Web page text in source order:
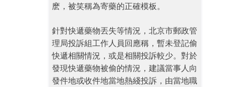
麽，被笑稱為寄藥的正確模板。
針對快遞藥物丟失等情況，北京市郵政管
理局投訴組工作人員回應稱，暫未登記偷
快遞相關情況，或是相關投訴較少。對於
發現快遞藥物被偷的情況，建議當事人向
發件地或收件地當地熱綫投訴，由當地職